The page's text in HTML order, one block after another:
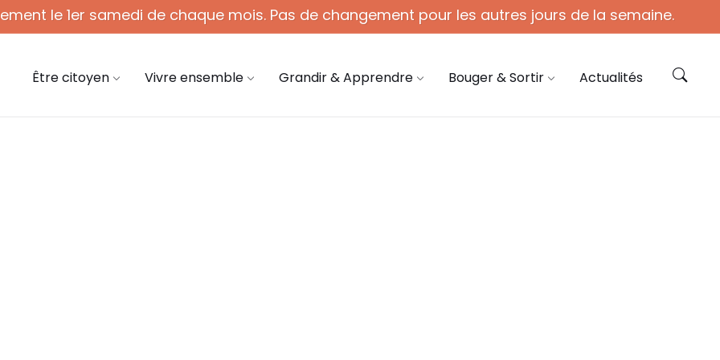
le 1er samedi de chaque mois. Pas de changement pour les autres jours de la semaine.
(1er sam. du mois)
Être citoyen Vivre ensemble Grandir & Apprendre Bouger & Sortir Actualités